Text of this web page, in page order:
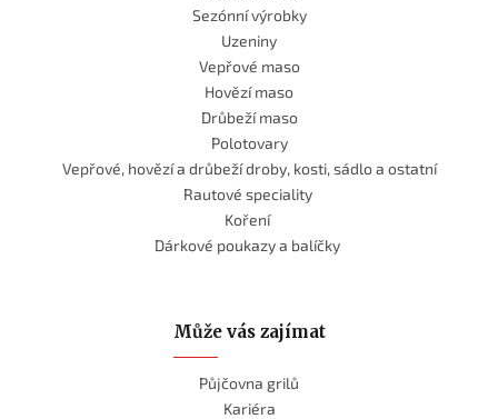
Sezónní výrobky
Uzeniny
Vepřové maso
Hovězí maso
Drůbeží maso
Polotovary
Vepřové, hovězí a drůbeží droby, kosti, sádlo a ostatní
Rautové speciality
Koření
Dárkové poukazy a balíčky
Může vás zajímat
Půjčovna grilů
Kariéra